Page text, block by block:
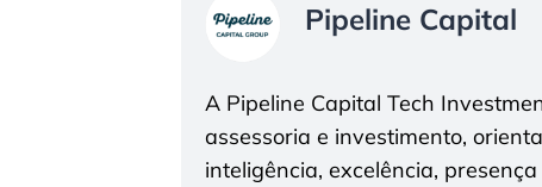
Pipeline Capital
A Pipeline Capital Tech
assessoria e investimento,
inteligência, excelência,